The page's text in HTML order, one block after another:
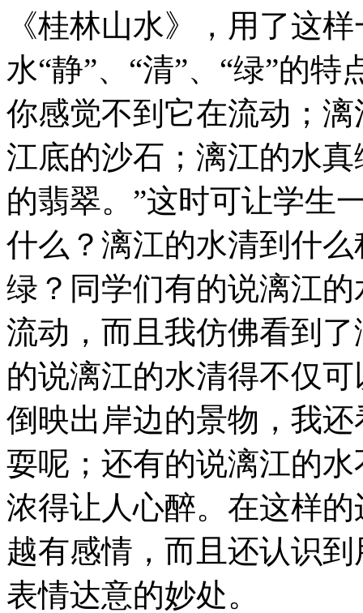
《桂林山水》，用了这
水“静”、“清”、“绿”的
你感觉不到它在流动；
江底的沙石；漓江的水
的翡翠。”这时可让学生
什么？漓江的水清到什
绿？同学们有的说漓江
流动，而且我仿佛看到
的说漓江的水清得不仅
倒映出岸边的景物，我
耍呢；还有的说漓江的
浓得让人心醉。在这样
越有感情，而且还认识
表情达意的妙处。